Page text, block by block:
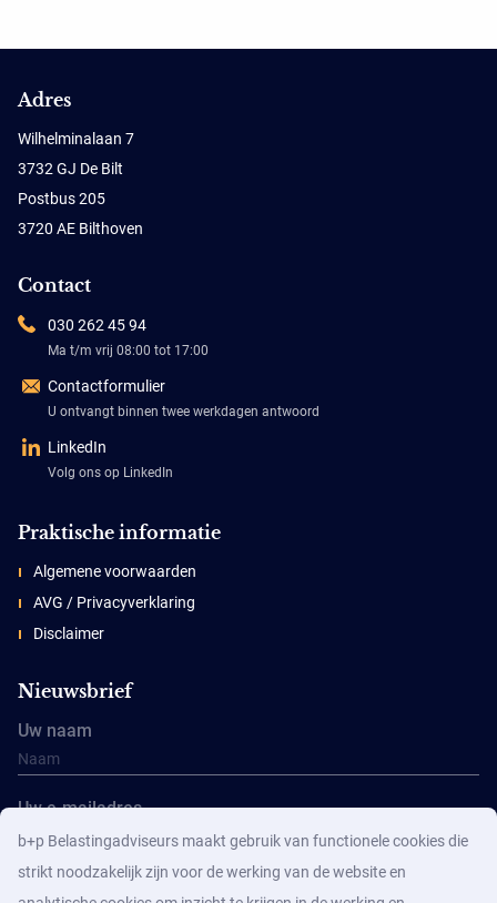
Adres
Wilhelminalaan 7
3732 GJ De Bilt
Postbus 205
3720 AE Bilthoven
Contact
030 262 45 94
Ma t/m vrij 08:00 tot 17:00
Contactformulier
U ontvangt binnen twee werkdagen antwoord
LinkedIn
Volg ons op LinkedIn
Praktische informatie
Algemene voorwaarden
AVG / Privacyverklaring
Disclaimer
Nieuwsbrief
Uw naam
Uw e-mailadres
b+p Belastingadviseurs maakt gebruik van functionele cookies die
strikt noodzakelijk zijn voor de werking van de website en